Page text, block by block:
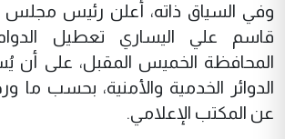
وفي السياق ذاته، أعلن رئيس مجلس
قاسم علي اليساري تعطيل
المحافظة الخميس المقبل، على أن
الدوائر الخدمية والأمنية، بحسب ما
عن المكتب الإعلامي.